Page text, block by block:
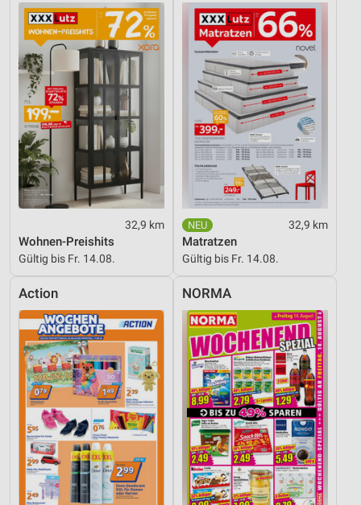
32,9 km
Wohnen-Preishits
Gültig bis Fr. 14.08.
32,9 km
Matratzen
Gültig bis Fr. 14.08.
Action NORMA